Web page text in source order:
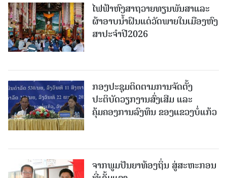
ໄຟຟ້າຫົງສາຖວາຍທຽນພັນສາແລະ
ຜ້າອາບນໍ້າຝົນແດ່ວັດພາຍໃນເມືອງຫົງ
ສາປະຈໍາປີ2026
ກອງປະຊຸມຕິດຕາມການຈັດຕັ້ງ
ປະຕິບັດວຽກງານສົ່ງເສີມ ແລະ
ຄຸ້ມຄອງການລົງທຶນ ຂອງແຂວງບໍ່ແກ້ວ
ຈາກພູມປັນຍາທ້ອງຖິ່ນ ສູ່ສະຫະກອນ